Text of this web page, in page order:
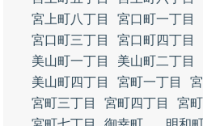
宮上町八丁目
宮口町一丁目
宮口町三丁目
宮口町四丁目
美山町一丁目
美山町二丁目
美山町四丁目
宮町一丁目
宮町三丁目
宮町四丁目 宮